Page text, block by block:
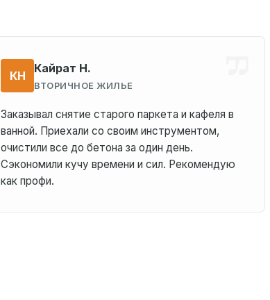
КН
Кайрат Н.
ВТОРИЧНОЕ ЖИЛЬЕ
Заказывал снятие старого паркета и кафеля в
ванной. Приехали со своим инструментом,
очистили все до бетона за один день.
Сэкономили кучу времени и сил. Рекомендую
как профи.